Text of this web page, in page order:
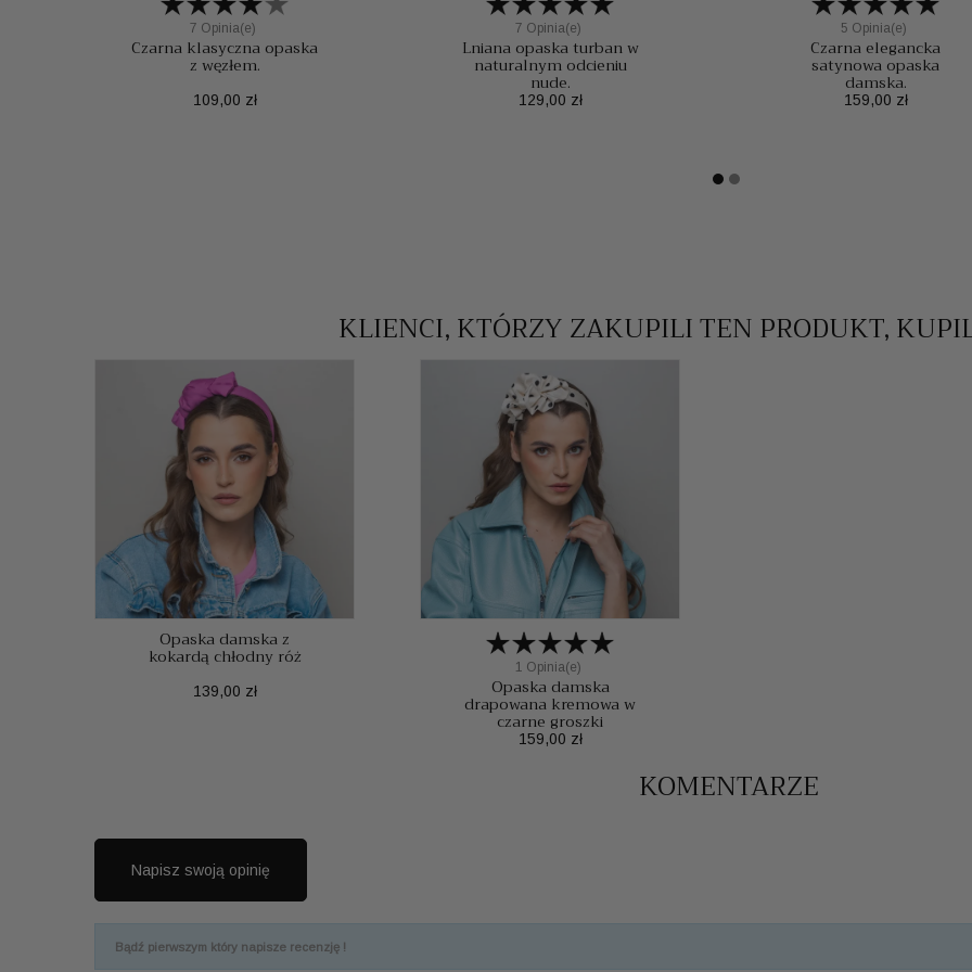
7 Opinia(e)
Czarna klasyczna opaska
z węzłem.
Cena
109,00 zł
7 Opinia(e)
Lniana opaska turban w
naturalnym odcieniu
nude.
Cena
129,00 zł
5 Opinia(e)
Czarna elegancka
satynowa opaska
damska.
Cena
159,00 zł
KLIENCI, KTÓRZY ZAKUPILI TEN PRODUKT,
Opaska damska z
kokardą chłodny róż
Cena
139,00 zł
1 Opinia(e)
Opaska damska
drapowana kremowa w
czarne groszki
Cena
159,00 zł
KOMENTARZE
Napisz swoją opinię
Bądź pierwszym który napisze recenzję !